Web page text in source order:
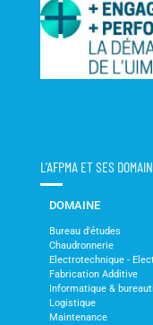
L'AFPMA ET SES
DOMAINE
Bureau d'études
Chaudronnerie
Electrotechnique -
Fabrication Additive
Informatique &
Logistique
Maintenance